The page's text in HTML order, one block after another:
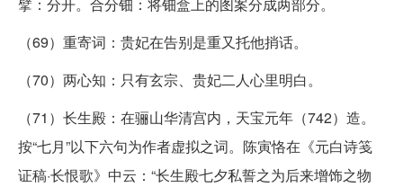
擘：分开。合分钿：将钿盒上的图案分成两部分。
（69）重寄词：贵妃在告别是重又托他捎话。
（70）两心知：只有玄宗、贵妃二人心里明白。
（71）长生殿：在骊山华清宫内，天宝元年（742）造。
按“七月”以下六句为作者虚拟之词。陈寅恪在《元白诗笺
证稿·长恨歌》中云：“长生殿七夕私誓之为后来增饰之物